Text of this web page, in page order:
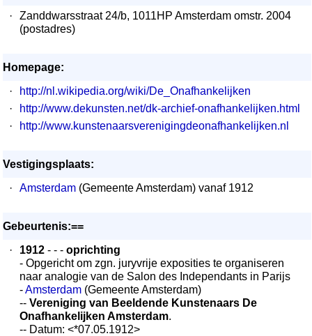
·
Zanddwarsstraat 24/b, 1011HP Amsterdam omstr. 2004
(postadres)
Homepage:
·
http://nl.wikipedia.org/wiki/De_Onafhankelijken
·
http://www.dekunsten.net/dk-archief-onafhankelijken.html
·
http://www.kunstenaarsverenigingdeonafhankelijken.nl
Vestigingsplaats:
·
Amsterdam (Gemeente Amsterdam) vanaf 1912
Gebeurtenis:==
·
1912 - - - oprichting
- Opgericht om zgn. juryvrije exposities te organiseren
naar analogie van de Salon des Independants in Parijs
-Amsterdam (Gemeente Amsterdam)
-- Vereniging van Beeldende Kunstenaars De
Onafhankelijken Amsterdam.
-- Datum: <*07.05.1912>